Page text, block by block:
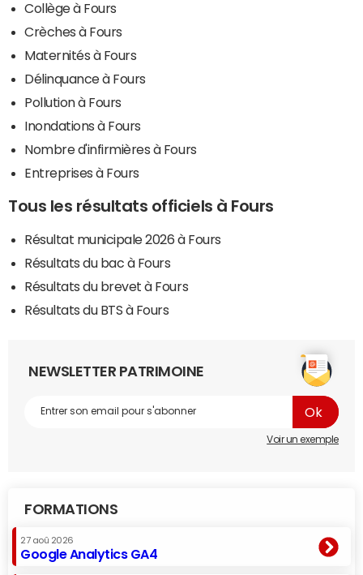
Collège à Fours
Crèches à Fours
Maternités à Fours
Délinquance à Fours
Pollution à Fours
Inondations à Fours
Nombre d'infirmières à Fours
Entreprises à Fours
Tous les résultats officiels à Fours
Résultat municipale 2026 à Fours
Résultats du bac à Fours
Résultats du brevet à Fours
Résultats du BTS à Fours
NEWSLETTER PATRIMOINE
Voir un exemple
FORMATIONS
27 aoû 2026
Google Analytics GA4